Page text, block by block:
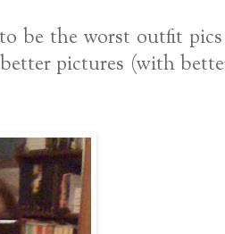
be the worst outfit
pictures (with